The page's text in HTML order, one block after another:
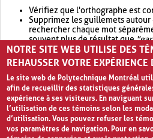
Vérifiez que l'orthographe est
Supprimez les guillemets autour
rechercher chaque mot
souvent plus de résultat que
Envisagez d'élargir votre
retournera souvent plus de
NOTRE SITE WEB UTILISE DES
REHAUSSER VOTRE
Le site web de Polytechnique Montréal
afin de recueillir des statistiques
expérience à ses visiteurs. En naviguant
l’utilisation de ces témoins selon les
d’utilisation. Vous pouvez refuser les
vos paramètres de navigation. Pour en